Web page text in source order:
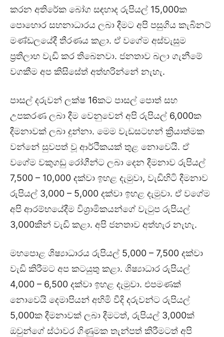
කරන අතිරේක බෝග සඳහාද රුපියල් 15,000ක
පොහොර සහනාධාරය ලබා දීමට අපි පසුගිය කැබිනට්
මණ්ඩලයේදී තීරණය කළා. ඒ වගේම අස්වැසුම
ප්‍රතිලාභ වැඩි කර තිබෙනවා. ජනතාව බලා ගැනීමේ
වගකීම අප කිසිසේත් අත්හරින්නේ නැහැ.
පාසල් දරුවන් ලක්ෂ 16කට පාසල් පොත් සහ
උපකරණ ලබා දීම වෙනුවෙන් අපි රුපියල් 6,000ක
දීමනාවක් ලබා දුන්නා. මෙම වැඩසටහන් ක්‍රියාත්මක
වන්නේ සුවපත් වූ ආර්ථිකයක් තුළ නොවෙයි. ඒ
වගේම වකුගඩු රෝගීන්ට ලබා දෙන දීමනාව රුපියල්
7,500 – 10,000 දක්වා ඉහළ දැමුවා, වැඩිහිටි දීමනාව
රුපියල් 3,000 – 5,000 දක්වා ඉහළ දැමුවා. ඒ වගේම
අපි ආරම්භයේදීම විශ්‍රාමිකයන්ගේ වැටුප රුපියල්
3,000කින් වැඩි කළා. අපි ජනතාව අත්හැර නැහැ.
මහපොළ ශිෂ්‍යාධාරය රුපියල් 5,000 – 7,500 දක්වා
වැඩි කිරීමට අප කටයුතු කළා. ශිෂ්‍යාධාර රුපියල්
4,000 – 6,500 දක්වා ඉහළ දැමුවා. එපමණක්
නොවෙයි දෙමාපියන් අහිමි වීදි දරුවන්ට රුපියල්
5,000ක දීමනාවක් ලබා දීමටත්, රුපියල් 3,000ක්
ඔවුන්ගේ ස්ථාවර ගිණුමක තැන්පත් කිරීමටත් අපි